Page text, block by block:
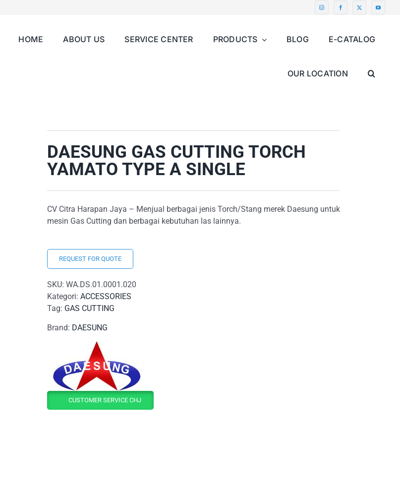
HOME ABOUT US SERVICE CENTER PRODUCTS BLOG E-CATALOG
OUR LOCATION
DAESUNG GAS CUTTING TORCH
YAMATO TYPE A SINGLE
CV Citra Harapan Jaya – Menjual berbagai jenis Torch/Stang merek Daesung untuk
mesin Gas Cutting dan berbagai kebutuhan las lainnya.
REQUEST FOR QUOTE
SKU: WA.DS.01.0001.020
Kategori: ACCESSORIES
Tag: GAS CUTTING
Brand: DAESUNG
CUSTOMER SERVICE CHJ